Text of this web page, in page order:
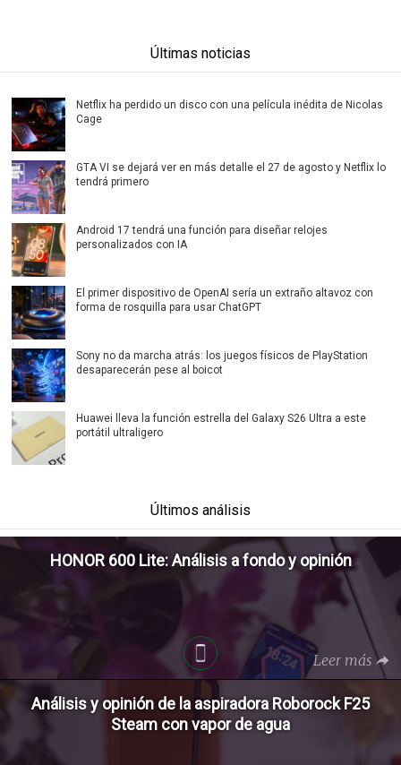
Últimas noticias
Netflix ha perdido un disco con una película inédita de Nicolas
Cage
GTA VI se dejará ver en más detalle el 27 de agosto y Netflix lo
tendrá primero
Android 17 tendrá una función para diseñar relojes
personalizados con IA
El primer dispositivo de OpenAI sería un extraño altavoz con
forma de rosquilla para usar ChatGPT
Sony no da marcha atrás: los juegos físicos de PlayStation
desaparecerán pese al boicot
Huawei lleva la función estrella del Galaxy S26 Ultra a este
portátil ultraligero
Últimos análisis
HONOR 600 Lite: Análisis a fondo y opinión
Leer más
Análisis y opinión de la aspiradora Roborock F25
Steam con vapor de agua